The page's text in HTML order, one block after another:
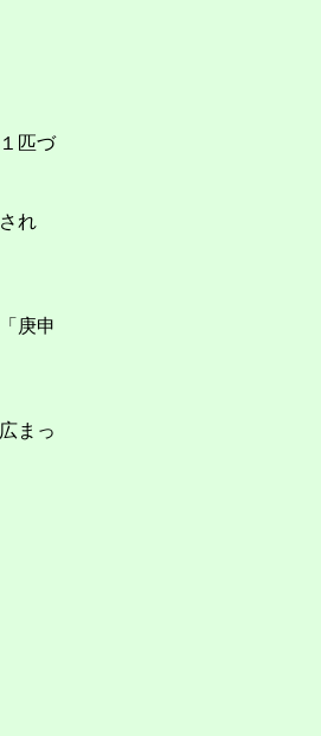
匹づ
れ
庚申
まっ